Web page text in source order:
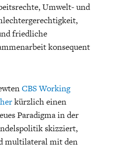
Umwelt- und
friedliche
konsequent
CBS Working
kürzlich einen
Paradigma in der
skizziert,
multilateral mit den